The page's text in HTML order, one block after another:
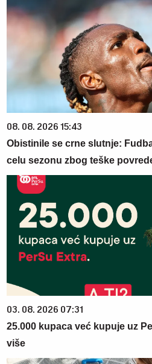
08. 08. 2026 15:43
Obistinile se crne slutnje:
celu sezonu zbog teške
03. 08. 2026 07:31
25.000 kupaca već kupuje uz
više